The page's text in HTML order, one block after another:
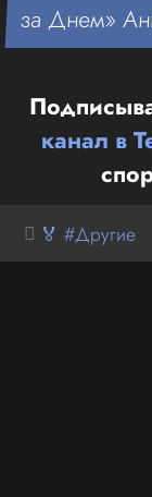
за Днем»
канал в
🏅 #Другие